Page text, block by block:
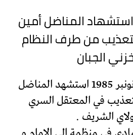
يوم استشهاد المناضل أمين
من طرف النظام
الجبان
في مثل هذا اليوم 6 نونبر 1985 استشهد المناضل
في المعتقل السري
الشريف .